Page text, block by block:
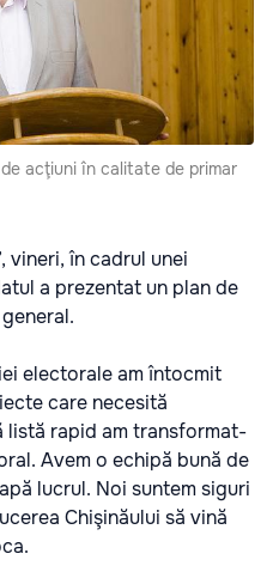
acţiuni în calitate de primar
vineri, în cadrul unei
a prezentat un plan de
electorale am întocmit
care necesită
listă rapid am transformat-
Avem o echipă bună de
lucrul. Noi suntem siguri
Chişinăului să vină